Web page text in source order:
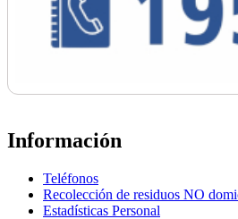
Información
Teléfonos
Recolección de residuos NO
Estadísticas Personal